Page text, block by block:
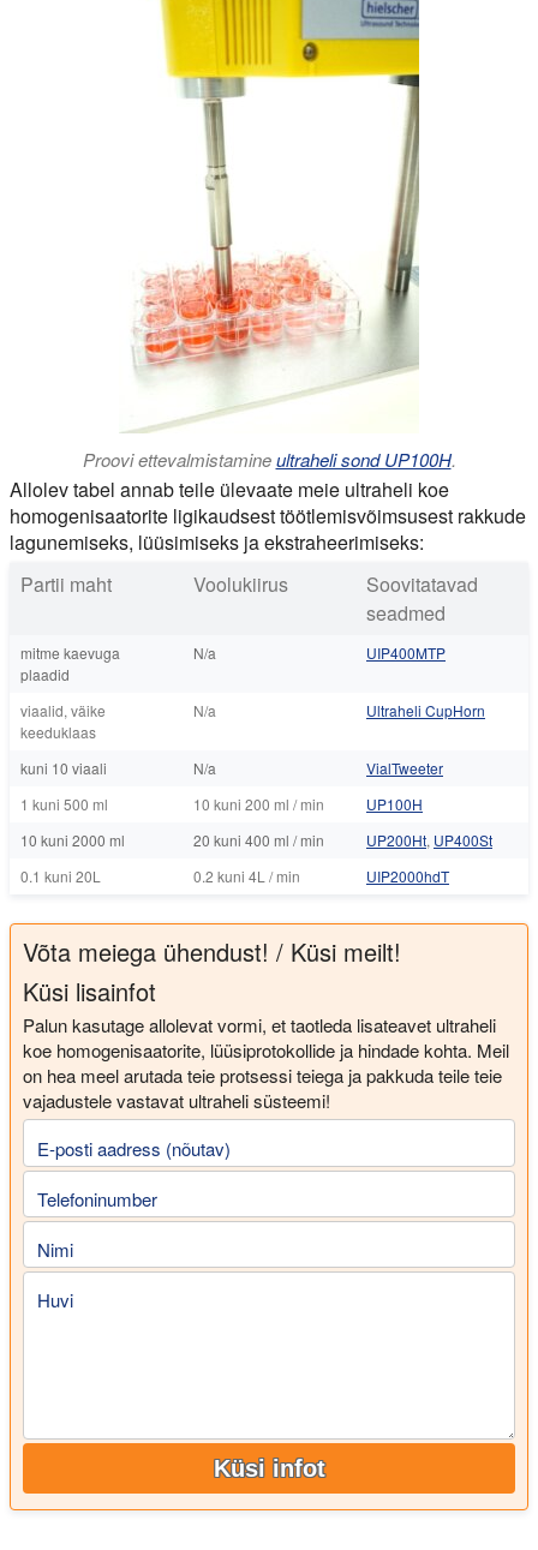
Proovi ettevalmistamineultraheli sond UP100H.
Allolev tabel annab teile ülevaate meie ultraheli koe
homogenisaatorite ligikaudsest töötlemisvõimsusest rakkude
lagunemiseks, lüüsimiseks ja ekstraheerimiseks:
Partii maht
Voolukiirus
Soovitatavad
seadmed
mitme kaevuga
plaadid
N/a UIP400MTP
viaalid, väike
keeduklaas
N/a Ultraheli CupHorn
kuni 10 viaali N/a
VialTweeter
1 kuni 500 ml
10 kuni 200 ml / min
UP100H
10 kuni 2000 ml
20 kuni 400 ml / min UP200Ht, UP400St
0.1 kuni 20L
0.2 kuni 4L / min UIP2000hdT
Võta meiega ühendust! / Küsi meilt!
Küsi lisainfot
Palun kasutage allolevat vormi, et taotleda lisateavet ultraheli
koe homogenisaatorite, lüüsiprotokollide ja hindade kohta. Meil
on hea meel arutada teie protsessi teiega ja pakkuda teile teie
vajadustele vastavat ultraheli süsteemi!
E-posti aadress (nõutav)
Telefoninumber
Nimi
Huvi
Küsi infot